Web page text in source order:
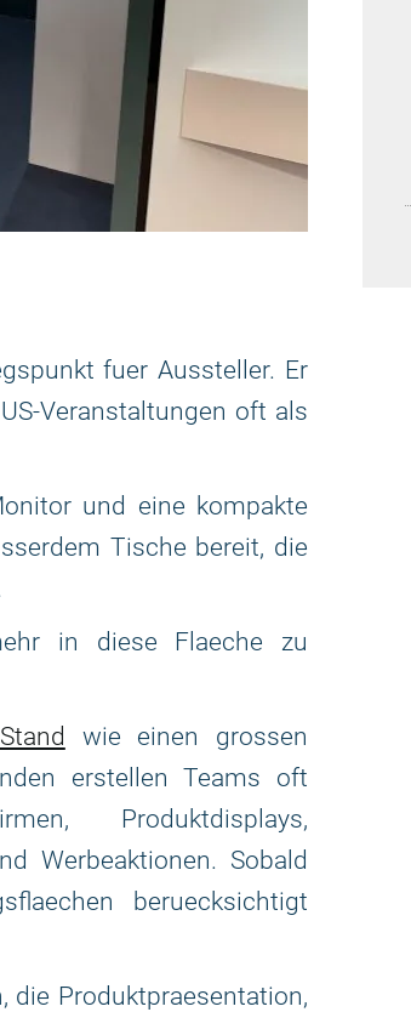
fuer Aussteller. Er
Veranstaltungen oft als
und eine kompakte
Tische bereit, die
in diese Flaeche zu
wie einen grossen
erstellen Teams oft
Produktdisplays,
Werbeaktionen. Sobald
beruecksichtigt
die Produktpraesentation,